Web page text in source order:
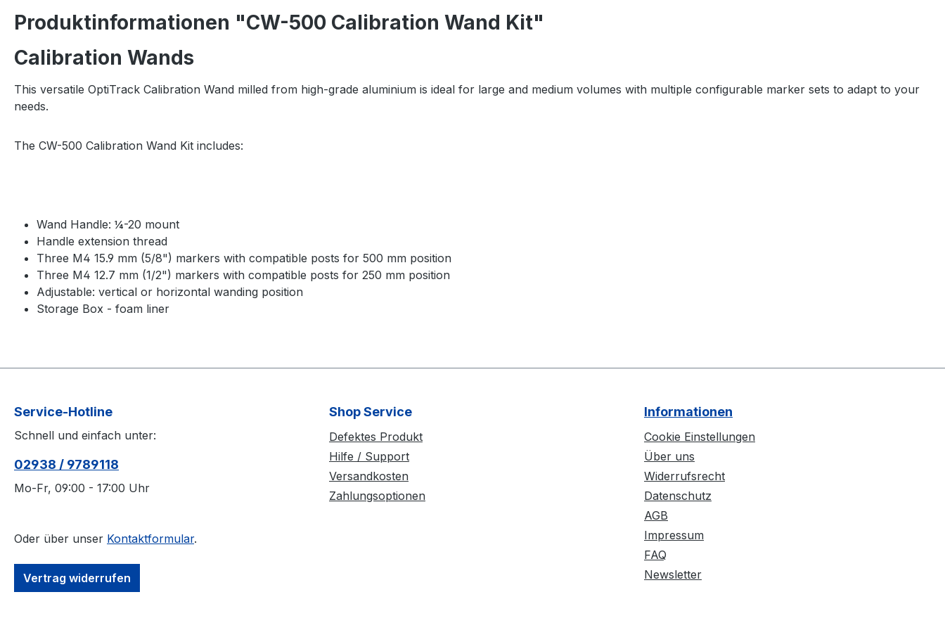
Produktinformationen "CW-500 Calibration Wand Kit"
Calibration Wands
This versatile OptiTrack Calibration Wand milled from high-grade aluminium is ideal for large and medium volumes with multiple configurable marker sets to adapt to your
needs.
The CW-500 Calibration Wand Kit includes:
Wand Handle: ¼-20 mount
Handle extension thread
Three M4 15.9 mm (5/8") markers with compatible posts for 500 mm position
Three M4 12.7 mm (1/2") markers with compatible posts for 250 mm position
Adjustable: vertical or horizontal wanding position
Storage Box - foam liner
Service-Hotline
Schnell und einfach unter:
02938 / 9789118
Mo-Fr, 09:00 - 17:00 Uhr
Oder über unser Kontaktformular.
Vertrag widerrufen
Shop Service
Defektes Produkt
Hilfe / Support
Versandkosten
Zahlungsoptionen
Informationen
Cookie Einstellungen
Über uns
Widerrufsrecht
Datenschutz
AGB
Impressum
FAQ
Newsletter